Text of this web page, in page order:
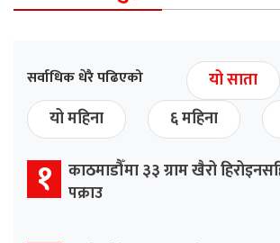
सर्वाधिक धेरै पढिएको
यो साता
यो महिना
६ महिना
१ काठमाडौँमा ३३ ग्राम खैरो
पक्राउ